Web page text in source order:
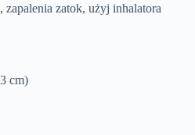
zapalenia zatok, użyj inhalatora
cm)